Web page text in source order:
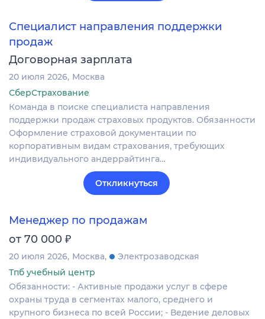
Специалист направления поддержки
продаж
Договорная зарплата
20 июля 2026 Москва
СберСтрахование
Команда в поиске специалиста направления
поддержки продаж страховых продуктов. Обязанности
Оформление страховой документации по
корпоративным видам страхования, требующих
индивидуального андеррайтинга…
Откликнуться
Менеджер по продажам
от 70 000 ₽
20 июля 2026 Москва
Электрозаводская
Тпб учебный центр
Обязанности: - Активные продажи услуг в сфере
охраны труда в сегментах малого, среднего и
крупного бизнеса по всей России; - Ведение деловых